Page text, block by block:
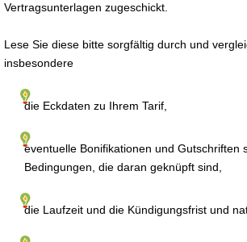
Vertragsunterlagen zugeschickt.
Lese Sie diese bitte sorgfältig durch und
insbesondere
die Eckdaten zu Ihrem Tarif,
eventuelle Bonifikationen und Gutschriften
Bedingungen, die daran geknüpft sind,
die Laufzeit und die Kündigungsfrist und